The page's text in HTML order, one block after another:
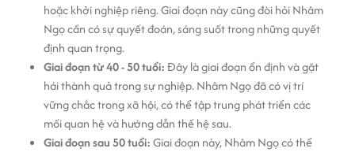
hoặc khởi nghiệp riêng. Giai đoạn này cũng đòi hỏi Nhâm
Ngọ cần có sự quyết đoán, sáng suốt trong những quyết
định quan trọng.
Giai đoạn từ 40 - 50 tuổi:Đây là giai đoạn ổn định và gặt
hái thành quả trong sự nghiệp. Nhâm Ngọ đã có vị trí
vững chắc trong xã hội, có thể tập trung phát triển các
mối quan hệ và hướng dẫn thế hệ sau.
Giai đoạn sau 50 tuổi:Giai đoạn này, Nhâm Ngọ có thể